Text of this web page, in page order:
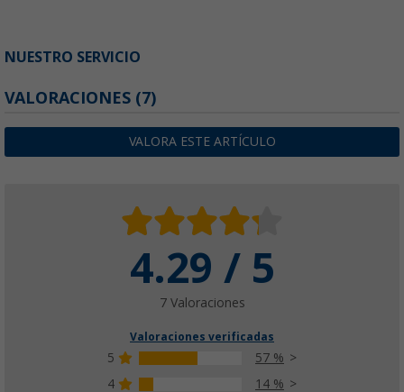
NUESTRO SERVICIO
VALORACIONES (7)
VALORA ESTE ARTÍCULO
4.29 / 5
7 Valoraciones
Valoraciones verificadas
5
57 %
4
14 %